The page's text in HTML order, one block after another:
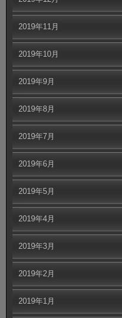
2019年11月
2019年10月
2019年9月
2019年8月
2019年7月
2019年6月
2019年5月
2019年4月
2019年3月
2019年2月
2019年1月